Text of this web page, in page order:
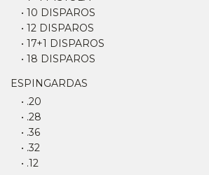
• 10 DISPAROS
• 12 DISPAROS
• 17+1 DISPAROS
• 18 DISPAROS
ESPINGARDAS
• .20
• .28
• .36
• .32
• .12